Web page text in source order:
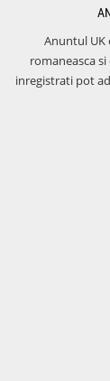
Anuntul
romaneasca
inregistrati pot